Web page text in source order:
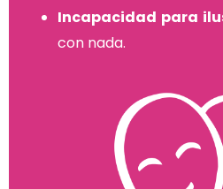
Incapacidad para
con nada.